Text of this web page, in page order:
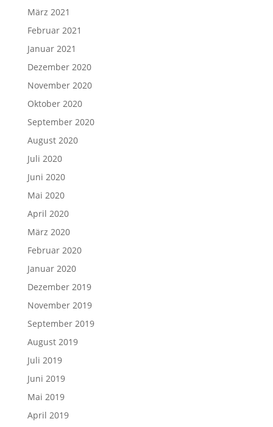
März 2021
Februar 2021
Januar 2021
Dezember 2020
November 2020
Oktober 2020
September 2020
August 2020
Juli 2020
Juni 2020
Mai 2020
April 2020
März 2020
Februar 2020
Januar 2020
Dezember 2019
November 2019
September 2019
August 2019
Juli 2019
Juni 2019
Mai 2019
April 2019